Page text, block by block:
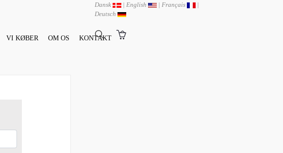
VI KØBER OM OS KONTAKT
Dansk | English | Français
|
Deutsch